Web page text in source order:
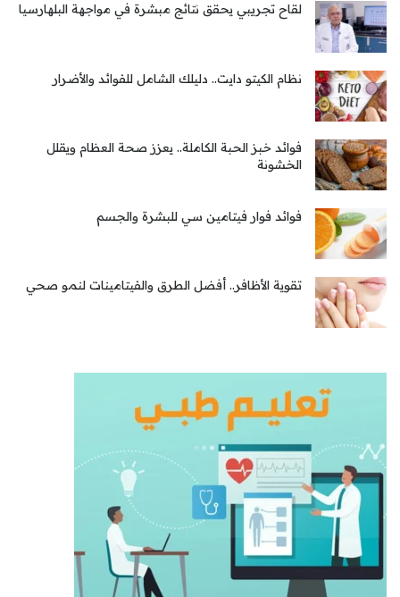
لقاح تجريبي يحقق نتائج مبشرة في مواجهة البلهارسيا
نظام الكيتو دايت.. دليلك الشامل للفوائد والأضرار
فوائد خبز الحبة الكاملة.. يعزز صحة العظام ويقلل
الخشونة
فوائد فوار فيتامين سي للبشرة والجسم
تقوية الأظافر.. أفضل الطرق والفيتامينات لنمو صحي